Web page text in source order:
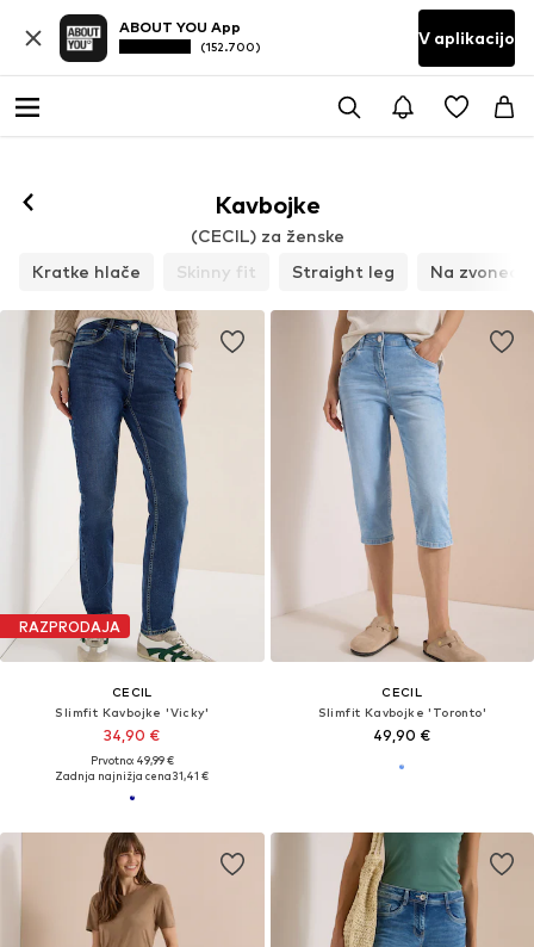
ABOUT YOU App
(152.700) V aplikacijo
Kavbojke
(CECIL) za ženske
Kratke hlače
Skinny fit Straight leg Na zvonec
RAZPRODAJA
CECIL
Slimfit Kavbojke 'Vicky'
34,90 €
Prvotno: 49,99 €
Zadnja najnižja cena31,41 €
CECIL
Slimfit Kavbojke 'Toronto'
49,90 €